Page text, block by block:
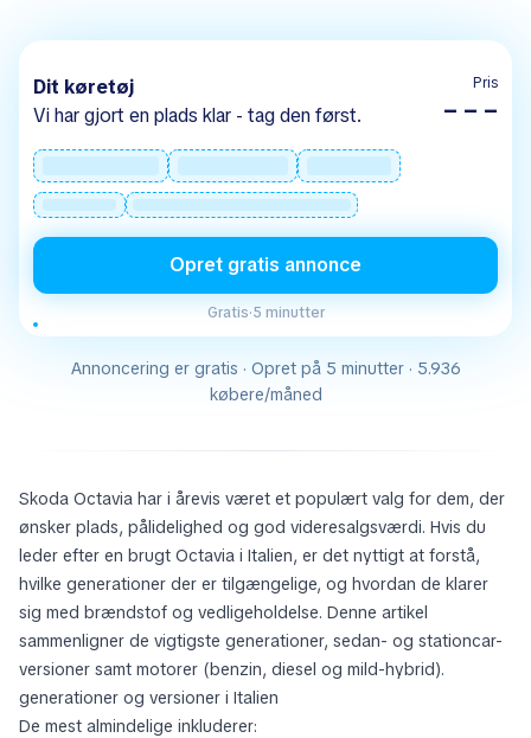
Dit køretøj
Vi har gjort en plads klar - tag den først.
Pris
– – –
Opret gratis annonce
Gratis·5 minutter
Annoncering er gratis · Opret på 5 minutter · 5.936
købere/måned
Skoda Octavia har i årevis været et populært valg for dem, der
ønsker plads, pålidelighed og god videresalgsværdi. Hvis du
leder efter en brugt Octavia i Italien, er det nyttigt at forstå,
hvilke generationer der er tilgængelige, og hvordan de klarer
sig med brændstof og vedligeholdelse. Denne artikel
sammenligner de vigtigste generationer, sedan- og stationcar-
versioner samt motorer (benzin, diesel og mild-hybrid).
generationer og versioner i Italien
De mest almindelige inkluderer: